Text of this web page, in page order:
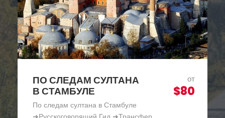
КРУИЗ ПО БОСФОРУ В
СТАМБУЛЕ —
ПАНОРАМА БОСФОРА
от
$30
Круиз по Босфору в Стамбуле - Панорама